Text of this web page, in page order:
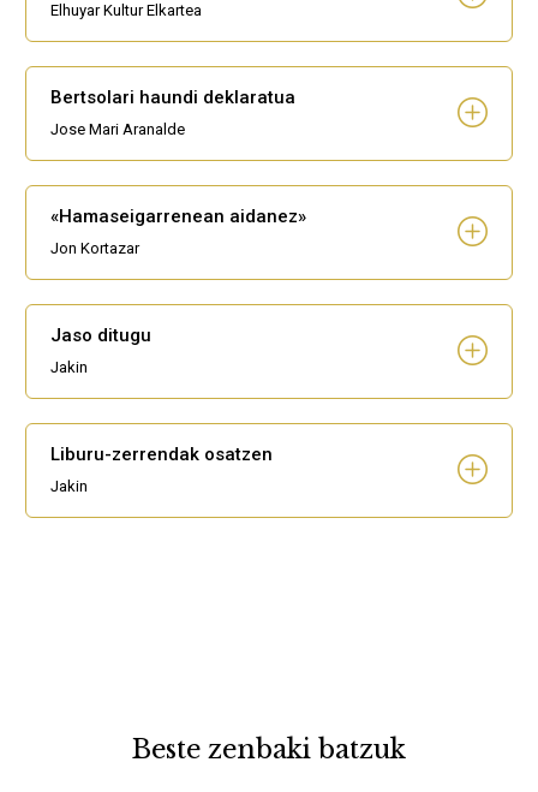
Elhuyar Kultur Elkartea
Bertsolari haundi deklaratua
Jose Mari Aranalde
«Hamaseigarrenean aidanez»
Jon Kortazar
Jaso ditugu
Jakin
Liburu-zerrendak osatzen
Jakin
Beste zenbaki batzuk